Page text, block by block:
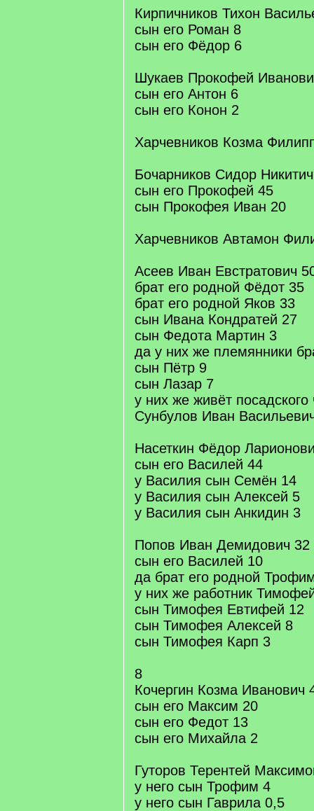
Кирпичников Тихон
сын его Роман 8
сын его Фёдор 6
Шукаев Прокофей
сын его Антон 6
сын его Конон 2
Харчевников Козма
Бочарников Сидор
сын его Прокофей 45
сын Прокофея Иван 20
Харчевников Автамон
Асеев Иван Евстратович
брат его родной Фёдот 35
брат его родной Яков 33
сын Ивана Кондратей 27
сын Федота Мартин 3
да у них же племянники
сын Пётр 9
сын Лазар 7
у них же живёт
Сунбулов Иван
Насеткин Фёдор
сын его Василей 44
у Василия сын Семён 14
у Василия сын Алексей 5
у Василия сын Анкидин 3
Попов Иван Демидович 32
сын его Василей 10
да брат его родной
у них же работник
сын Тимофея Евтифей 12
сын Тимофея Алексей 8
сын Тимофея Карп 3
8
Кочергин Козма Иванович
сын его Максим 20
сын его Федот 13
сын его Михайла 2
Гуторов Терентей
у него сын Трофим 4
у него сын Гаврила 0,5